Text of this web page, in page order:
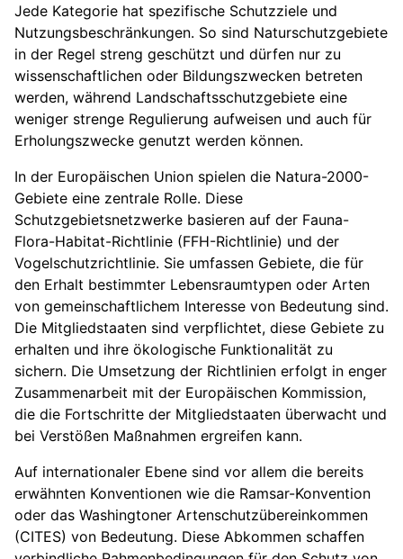
Jede Kategorie hat spezifische Schutzziele und
Nutzungsbeschränkungen. So sind Naturschutzgebiete
in der Regel streng geschützt und dürfen nur zu
wissenschaftlichen oder Bildungszwecken betreten
werden, während Landschaftsschutzgebiete eine
weniger strenge Regulierung aufweisen und auch für
Erholungszwecke genutzt werden können.
In der Europäischen Union spielen die Natura-2000-
Gebiete eine zentrale Rolle. Diese
Schutzgebietsnetzwerke basieren auf der Fauna-
Flora-Habitat-Richtlinie (FFH-Richtlinie) und der
Vogelschutzrichtlinie. Sie umfassen Gebiete, die für
den Erhalt bestimmter Lebensraumtypen oder Arten
von gemeinschaftlichem Interesse von Bedeutung sind.
Die Mitgliedstaaten sind verpflichtet, diese Gebiete zu
erhalten und ihre ökologische Funktionalität zu
sichern. Die Umsetzung der Richtlinien erfolgt in enger
Zusammenarbeit mit der Europäischen Kommission,
die die Fortschritte der Mitgliedstaaten überwacht und
bei Verstößen Maßnahmen ergreifen kann.
Auf internationaler Ebene sind vor allem die bereits
erwähnten Konventionen wie die Ramsar-Konvention
oder das Washingtoner Artenschutzübereinkommen
(CITES) von Bedeutung. Diese Abkommen schaffen